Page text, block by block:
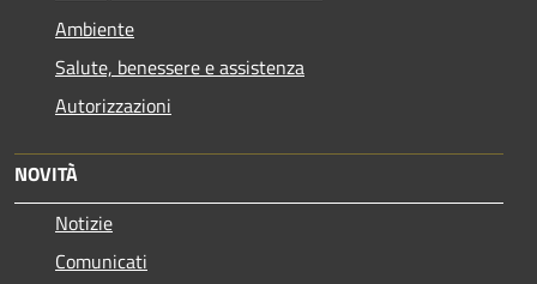
Ambiente
Salute, benessere e assistenza
Autorizzazioni
NOVITÀ
Notizie
Comunicati